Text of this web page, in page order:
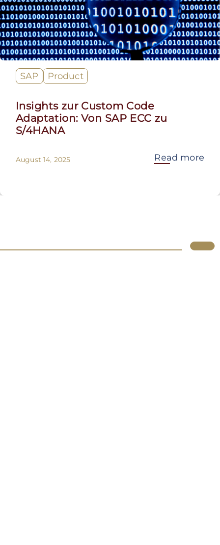
SAP Product
Insights zur Custom Code
Adaptation: Von SAP ECC zu
S/4HANA
August 14, 2025 Read more